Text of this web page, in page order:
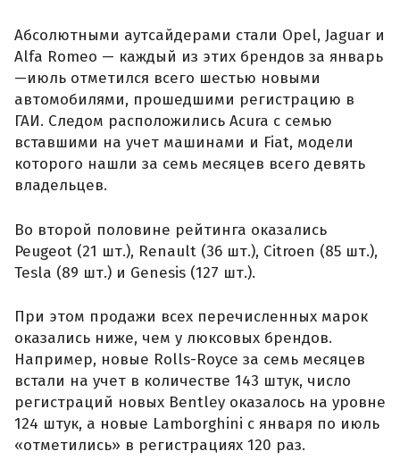
Абсолютными аутсайдерами стали Opel, Jaguar и
Alfa Romeo — каждый из этих брендов за январь
—июль отметился всего шестью новыми
автомобилями, прошедшими регистрацию в
ГАИ. Следом расположились Acura с семью
вставшими на учет машинами и Fiat, модели
которого нашли за семь месяцев всего девять
владельцев.
Во второй половине рейтинга оказались
Peugeot (21 шт.), Renault (36 шт.), Citroen (85 шт.),
Tesla (89 шт.) и Genesis (127 шт.).
При этом продажи всех перечисленных марок
оказались ниже, чем у люксовых брендов.
Например, новые Rolls-Royce за семь месяцев
встали на учет в количестве 143 штук, число
регистраций новых Bentley оказалось на уровне
124 штук, а новые Lamborghini с января по июль
«отметились» в регистрациях 120 раз.